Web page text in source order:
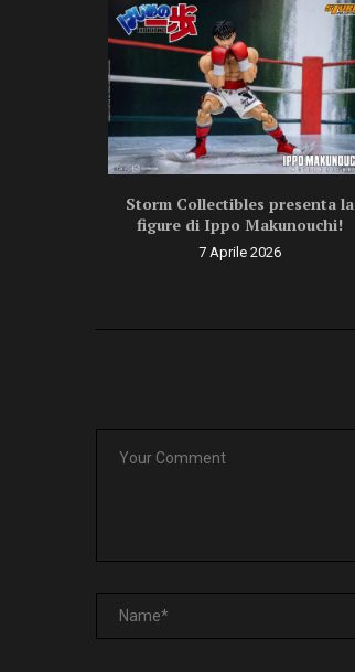
Storm Collectibles presenta la
figure di Ippo Makunouchi!
7 Aprile 2026